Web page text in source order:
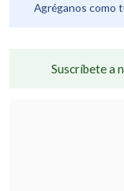
Agréganos como
Suscríbete a